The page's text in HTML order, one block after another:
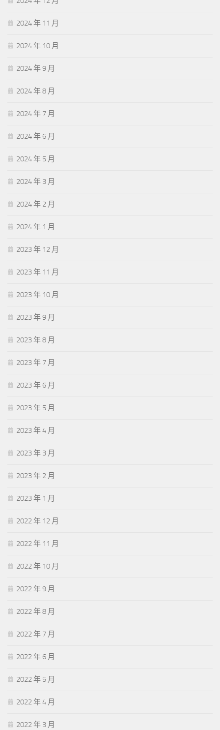
2024 年 11 月
2024 年 10 月
2024 年 9 月
2024 年 8 月
2024 年 7 月
2024 年 6 月
2024 年 5 月
2024 年 3 月
2024 年 2 月
2024 年 1 月
2023 年 12 月
2023 年 11 月
2023 年 10 月
2023 年 9 月
2023 年 8 月
2023 年 7 月
2023 年 6 月
2023 年 5 月
2023 年 4 月
2023 年 3 月
2023 年 2 月
2023 年 1 月
2022 年 12 月
2022 年 11 月
2022 年 10 月
2022 年 9 月
2022 年 8 月
2022 年 7 月
2022 年 6 月
2022 年 5 月
2022 年 4 月
2022 年 3 月